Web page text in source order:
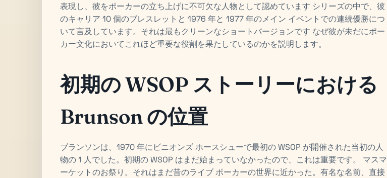
表現し、彼をポーカーの立ち上げに不可欠な人物として認めています シリーズの中で、彼
のキャリア 10 個のブレスレットと 1976 年と 1977 年のメイン イベントでの連続優勝につ
いて言及しています。それは最もクリーンなショートバージョンです なぜ彼が未だにポー
カー文化においてこれほど重要な役割を果たしているのかを説明します。
初期の WSOP ストーリーにおける
Brunson の位置
ブランソンは、1970 年にビニオンズ ホースシューで最初の WSOP が開催された当初の人
物の 1 人でした。初期の WSOP はまだ始まっていなかったので、これは重要です。 マスマ
ーケットのお祭り。それはまだ昔のライブ ポーカーの世界に近かった。有名な名前、直接